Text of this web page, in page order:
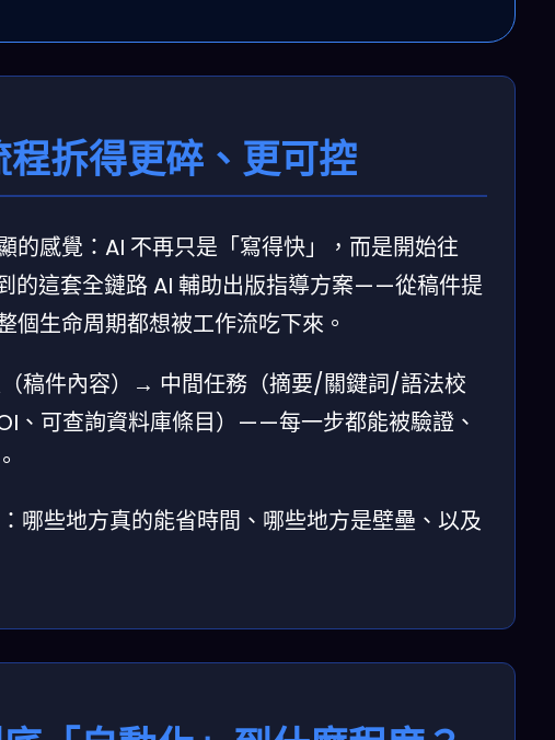
拆得更碎、更可控
的感覺：AI 不再只是「寫得快」，而是開始往
的這套全鏈路 AI 輔助出版指導方案——從稿件提
個生命周期都想被工作流吃下來。
稿件內容）→ 中間任務（摘要/關鍵詞/語法校
可查詢資料庫條目）——每一步都能被驗證、
哪些地方真的能省時間、哪些地方是壁壘、以及